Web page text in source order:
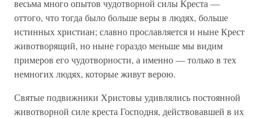
весьма много опытов чудотворной силы Креста —
оттого, что тогда было больше веры в людях, больше
истинных христиан; славно прославляется и ныне Крест
животворящий, но ныне гораздо меньше мы видим
примеров его чудотворности, а именно — только в тех
немногих людях, которые живут верою.
Святые подвижники Христовы удивлялись постоянной
животворной силе креста Господня, действовавшей в их